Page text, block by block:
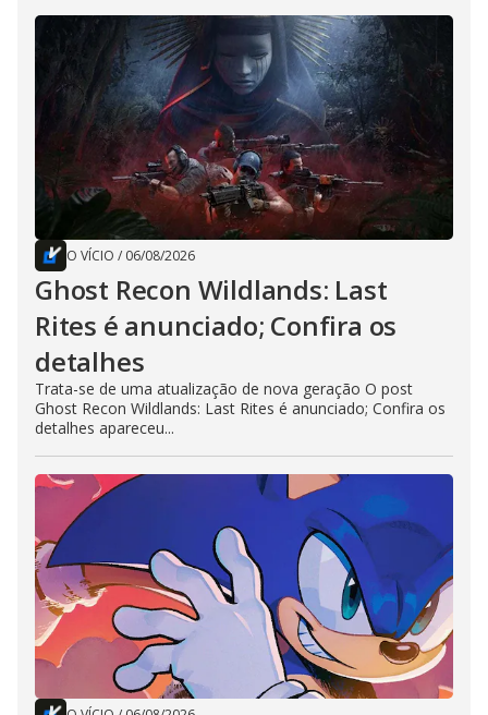
O VÍCIO / 06/08/2026
Ghost Recon Wildlands: Last
Rites é anunciado; Confira os
detalhes
Trata-se de uma atualização de nova geração O post
Ghost Recon Wildlands: Last Rites é anunciado; Confira os
detalhes apareceu...